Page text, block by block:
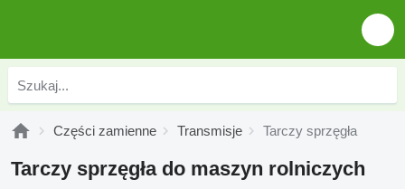
Części zamienne Transmisje Tarczy sprzęgła
Tarczy sprzęgła do maszyn rolniczych